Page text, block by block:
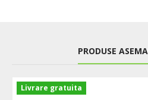
PRODUSE
Livrare gratuita